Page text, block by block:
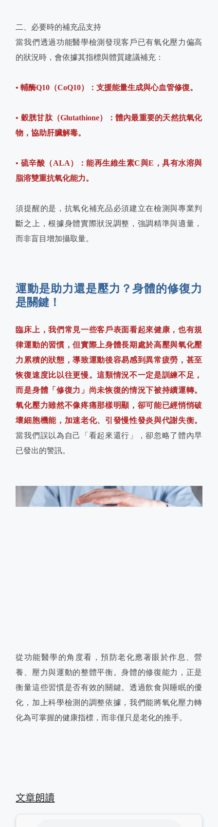
二、必要時的補充品支持
當我們透過功能醫學檢測發現客戶已有氧化壓力偏高
的狀況時，會依據其指標與體質建議補充：
• 輔酶Q10（CoQ10）：支援能量生成與心血管修復。
• 穀胱甘肽（Glutathione）：體內最重要的天然抗氧化
物，協助肝臟解毒。
• 硫辛酸（ALA）：能再生維生素C與E，具有水溶與
脂溶雙重抗氧化能力。
須提醒的是，抗氧化補充品必須建立在檢測與專業判
斷之上，根據身體實際狀況調整，強調精準與適量，
而非盲目增加攝取量。
運動是助力還是壓力？身體的修復力
是關鍵！
臨床上，我們常見一些客戶表面看起來健康，也有規
律運動的習慣，但實際上身體長期處於高壓與氧化壓
力累積的狀態，導致運動後容易感到異常疲勞，甚至
恢復速度比以往更慢。這類情況不一定是訓練不足，
而是身體「修復力」尚未恢復的情況下被持續運轉。
氧化壓力雖然不像疼痛那樣明顯，卻可能已經悄悄破
壞細胞機能，加速老化、引發慢性發炎與代謝失衡。
當我們誤以為自己「看起來還行」，卻忽略了體內早
已發出的警訊。
從功能醫學的角度看，預防老化應著眼於作息、營
養、壓力與運動的整體平衡。身體的修復能力，正是
衡量這些習慣是否有效的關鍵。透過飲食與睡眠的優
化，加上科學檢測的調整依據，我們能將氧化壓力轉
化為可掌握的健康指標，而非僅只是老化的推手。
文章朗讀